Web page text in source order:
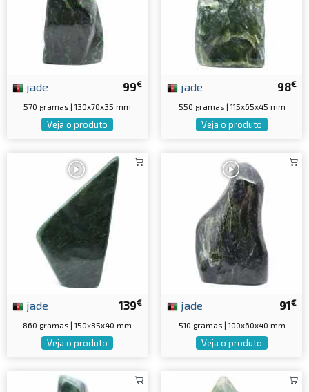
99€
jade
570 gramas | 130x70x35 mm
Veja o produto
98€
jade
550 gramas | 115x65x45 mm
Veja o produto
139€
jade
860 gramas | 150x85x40 mm
Veja o produto
91€
jade
510 gramas | 100x60x40 mm
Veja o produto